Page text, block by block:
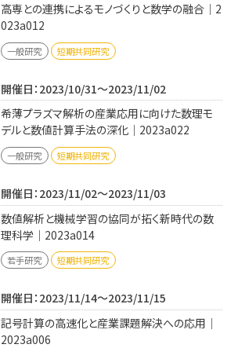
高専との連携によるモノづくりと数学の融合｜2
023a012
一般研究 短期共同研究
開催日：2023/10/31～2023/11/02
希薄プラズマ解析の産業応用に向けた数理モ
デルと数値計算手法の深化｜2023a022
一般研究 短期共同研究
開催日：2023/11/02～2023/11/03
数値解析と機械学習の協同が拓く新時代の数
理科学｜2023a014
若手研究 短期共同研究
開催日：2023/11/14～2023/11/15
記号計算の高速化と産業課題解決への応用｜
2023a006